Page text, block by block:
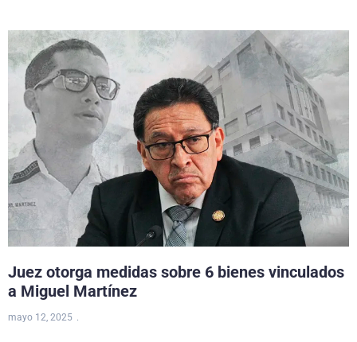
Juez otorga medidas sobre 6 bienes vinculados
a Miguel Martínez
mayo 12, 2025